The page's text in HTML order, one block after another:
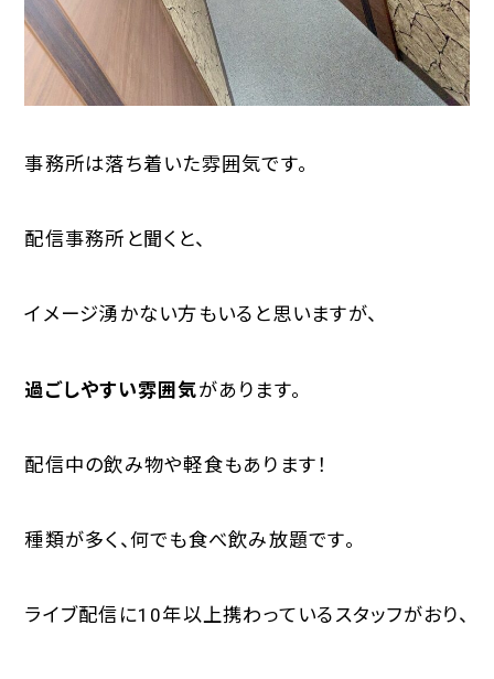
事務所は落ち着いた雰囲気です。
配信事務所と聞くと、
イメージ湧かない方もいると思いますが、
過ごしやすい雰囲気があります。
配信中の飲み物や軽食もあります！
種類が多く、何でも食べ飲み放題です。
ライブ配信に10年以上携わっているスタッフがおり、